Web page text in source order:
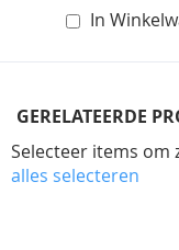
In
GERELATEERDE
Selecteer items om
alles selecteren